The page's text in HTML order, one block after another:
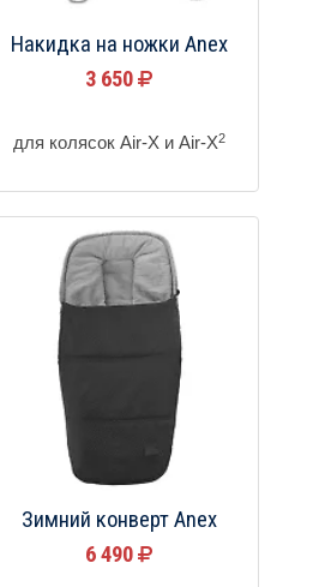
Накидка на ножки Anex
3 650
для колясок Air-X и Air-X2
Зимний конверт Anex
6 490